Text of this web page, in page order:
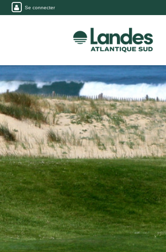
Se connecter